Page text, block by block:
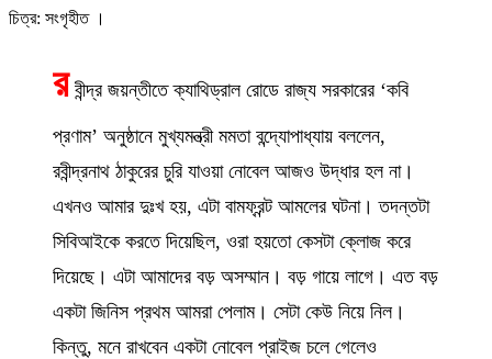
চিত্র: সংগৃহীত ।
র বীন্দ্র জয়ন্তীতে ক্যাথিড্রাল রোডে রাজ্য সরকারের ‘কবি
প্রণাম’ অনুষ্ঠানে মুখ্যমন্ত্রী মমতা বন্দ্যোপাধ্যায় বললেন,
রবীন্দ্রনাথ ঠাকুরের চুরি যাওয়া নোবেল আজও উদ্ধার হল না।
এখনও আমার দুঃখ হয়, এটা বামফ্রন্ট আমলের ঘটনা। তদন্তটা
সিবিআইকে করতে দিয়েছিল, ওরা হয়তো কেসটা ক্লোজ করে
দিয়েছে। এটা আমাদের বড় অসম্মান। বড় গায়ে লাগে। এত বড়
একটা জিনিস প্রথম আমরা পেলাম। সেটা কেউ নিয়ে নিল।
কিন্তু, মনে রাখবেন একটা নোবেল প্রাইজ চলে গেলেও